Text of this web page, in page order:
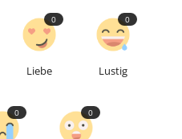
Liebe
0
Lustig
0
0 0